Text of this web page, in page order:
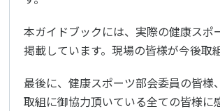
本ガイドブックには、実際の健康ス
掲載しています。現場の皆様が今後取
最後に、健康スポーツ部会委員の皆
取組に御協⼒頂いている全ての皆様